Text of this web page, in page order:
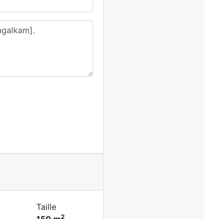
Taille
2